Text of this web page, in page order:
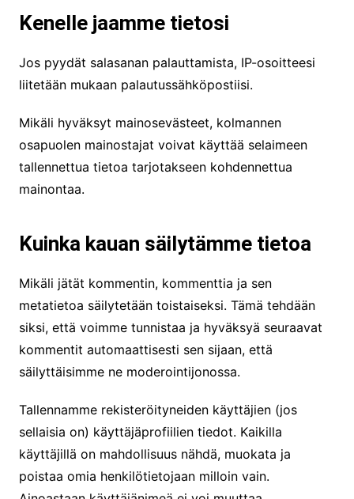
Kenelle jaamme tietosi
Jos pyydät salasanan palauttamista, IP-osoitteesi
liitetään mukaan palautussähköpostiisi.
Mikäli hyväksyt mainosevästeet, kolmannen
osapuolen mainostajat voivat käyttää selaimeen
tallennettua tietoa tarjotakseen kohdennettua
mainontaa.
Kuinka kauan säilytämme tietoa
Mikäli jätät kommentin, kommenttia ja sen
metatietoa säilytetään toistaiseksi. Tämä tehdään
siksi, että voimme tunnistaa ja hyväksyä seuraavat
kommentit automaattisesti sen sijaan, että
säilyttäisimme ne moderointijonossa.
Tallennamme rekisteröityneiden käyttäjien (jos
sellaisia on) käyttäjäprofiilien tiedot. Kaikilla
käyttäjillä on mahdollisuus nähdä, muokata ja
poistaa omia henkilötietojaan milloin vain.